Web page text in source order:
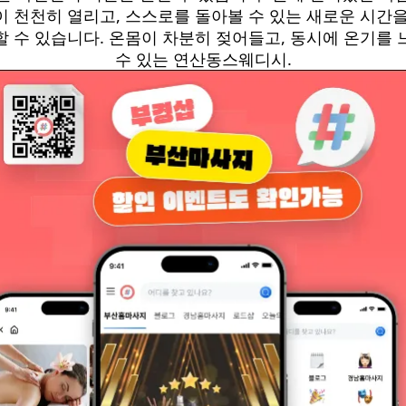
천천히 열리고, 스스로를 돌아볼 수 있는 새로운 시간
수 있습니다. 온몸이 차분히 젖어들고, 동시에 온기를
수 있는 연산동스웨디시.